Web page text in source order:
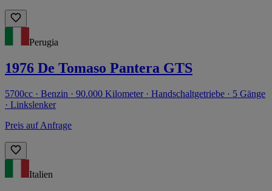
Perugia
1976 De Tomaso Pantera GTS
5700cc · Benzin · 90.000 Kilometer · Handschaltgetriebe · 5 Gänge
· Linkslenker
Preis auf Anfrage
Italien